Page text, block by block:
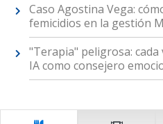
Caso Agostina Vega:
femicidios en la gestión
"Terapia" peligrosa: cada
IA como consejero